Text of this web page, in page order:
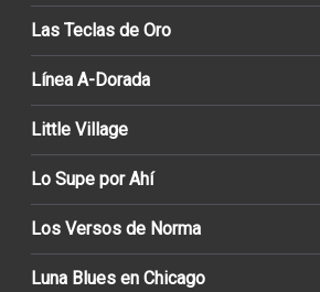
Las Teclas de Oro
Línea A-Dorada
Little Village
Lo Supe por Ahí
Los Versos de Norma
Luna Blues en Chicago